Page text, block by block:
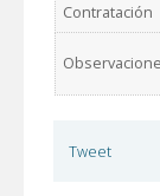
Contratación
Tweet